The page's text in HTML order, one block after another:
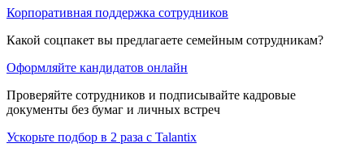
Корпоративная поддержка сотрудников
Какой соцпакет вы предлагаете семейным сотрудникам?
Оформляйте кандидатов онлайн
Проверяйте сотрудников и подписывайте кадровые
документы без бумаг и личных встреч
Ускорьте подбор в 2 раза с Talantix